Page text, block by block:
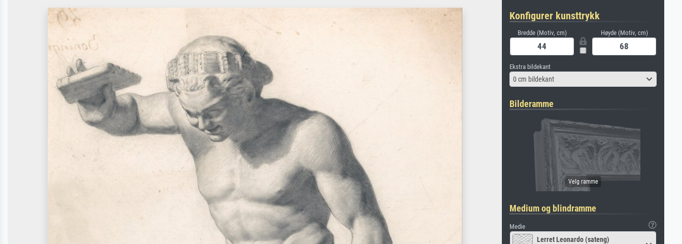
Konfigurer kunsttrykk
Bredde (Motiv, cm) Høyde (Motiv, cm)
Ekstra bildekant
0 cm bildekant
Bilderamme
Medium og blindramme
Medie
Lerret Leonardo (sateng)